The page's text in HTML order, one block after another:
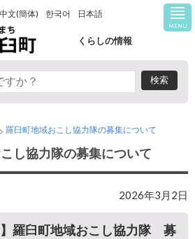
中文(簡体) 한국어 日本語
くらしの情報
羅臼町地域おこし協力隊の募集について
し協力隊の募集について
2026年3月2日
】羅臼町地域おこし協力隊 募
MENU